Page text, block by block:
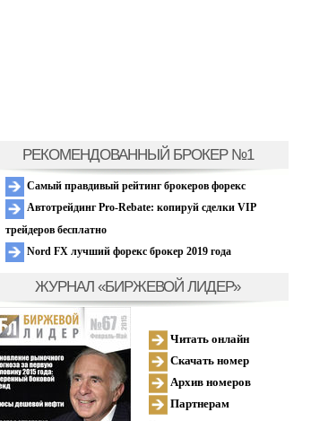
РЕКОМЕНДОВАННЫЙ БРОКЕР №1
Самый правдивый рейтинг брокеров форекс
Автотрейдинг Pro-Rebate: копируй сделки VIP
трейдеров бесплатно
Nord FX лучший форекс брокер 2019 года
ЖУРНАЛ «БИРЖЕВОЙ ЛИДЕР»
Читать онлайн
Скачать номер
Архив номеров
Партнерам